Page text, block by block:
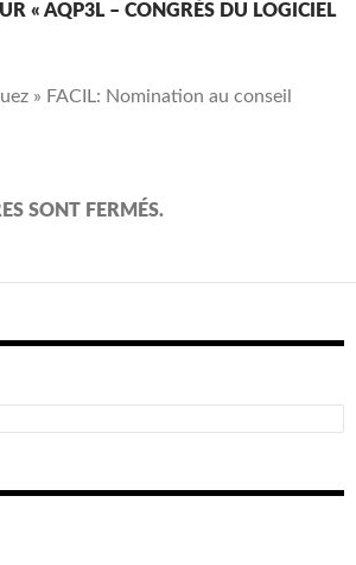
« AQP3L – CONGRÈS DU LOGICIEL
» FACIL: Nomination au conseil
SONT FERMÉS.